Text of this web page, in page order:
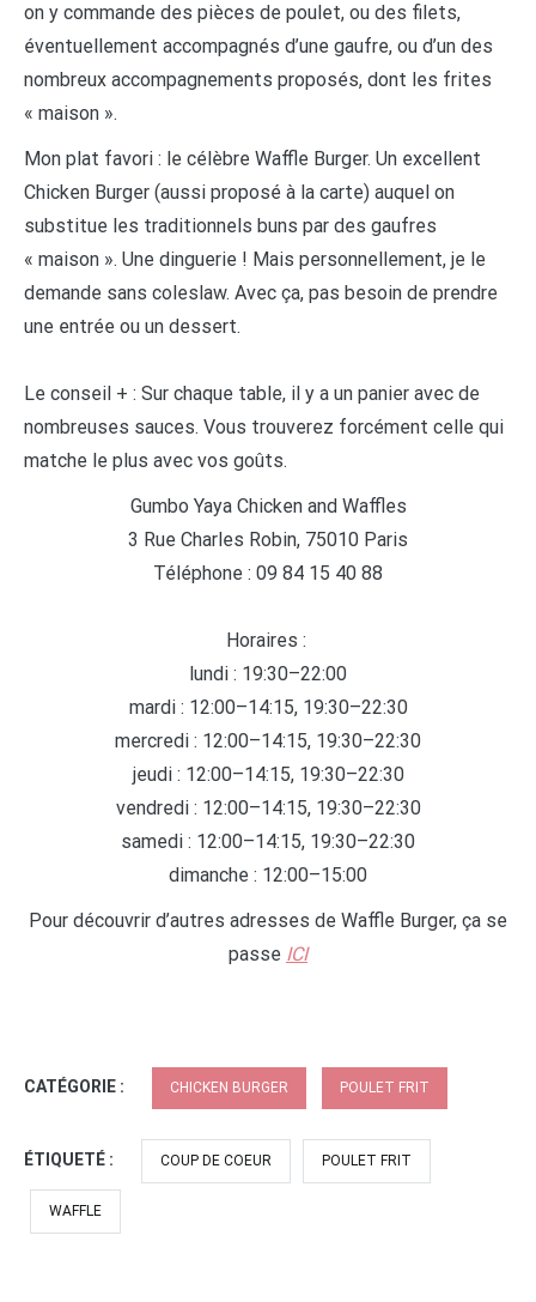
on y commande des pièces de poulet, ou des filets,
éventuellement accompagnés d’une gaufre, ou d’un des
nombreux accompagnements proposés, dont les frites
« maison ».
Mon plat favori : le célèbre Waffle Burger. Un excellent
Chicken Burger (aussi proposé à la carte) auquel on
substitue les traditionnels buns par des gaufres
« maison ». Une dinguerie ! Mais personnellement, je le
demande sans coleslaw. Avec ça, pas besoin de prendre
une entrée ou un dessert.
Le conseil + : Sur chaque table, il y a un panier avec de
nombreuses sauces. Vous trouverez forcément celle qui
matche le plus avec vos goûts.
Gumbo Yaya Chicken and Waffles
3 Rue Charles Robin, 75010 Paris
Téléphone : 09 84 15 40 88
Horaires :
lundi : 19:30–22:00
mardi : 12:00–14:15, 19:30–22:30
mercredi : 12:00–14:15, 19:30–22:30
jeudi : 12:00–14:15, 19:30–22:30
vendredi : 12:00–14:15, 19:30–22:30
samedi : 12:00–14:15, 19:30–22:30
dimanche : 12:00–15:00
Pour découvrir d’autres adresses de Waffle Burger, ça se
passe ICI
CATÉGORIE : CHICKEN BURGER POULET FRIT
ÉTIQUETÉ : COUP DE COEUR POULET FRIT
WAFFLE